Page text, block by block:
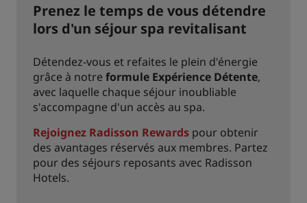
Prenez le temps de vous détendre
lors d'un séjour spa revitalisant
Détendez-vous et refaites le plein d'énergie
grâce à notre formule Expérience Détente,
avec laquelle chaque séjour inoubliable
s'accompagne d'un accès au spa.
Rejoignez Radisson Rewards pour obtenir
des avantages réservés aux membres. Partez
pour des séjours reposants avec Radisson
Hotels.